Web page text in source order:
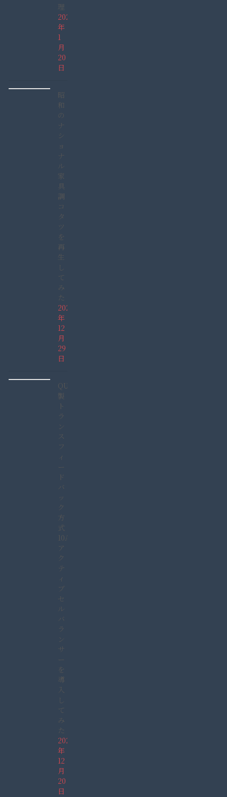
理
2022
年
1
月
20
日
昭
和
の
ナ
シ
ョ
ナ
ル
家
具
調
コ
タ
ツ
を
再
生
し
て
み
た
2021
年
12
月
29
日
QUCC
製
ト
ラ
ン
ス
フ
ィ
ー
ド
バ
ッ
ク
方
式
10A
ア
ク
テ
ィ
ブ
セ
ル
バ
ラ
ン
サ
ー
を
導
入
し
て
み
た
2021
年
12
月
20
日